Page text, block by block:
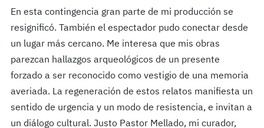
En esta contingencia gran parte de mi producción se
resignificó. También el espectador pudo conectar desde
un lugar más cercano. Me interesa que mis obras
parezcan hallazgos arqueológicos de un presente
forzado a ser reconocido como vestigio de una memoria
averiada. La regeneración de estos relatos manifiesta un
sentido de urgencia y un modo de resistencia, e invitan a
un diálogo cultural. Justo Pastor Mellado, mi curador,